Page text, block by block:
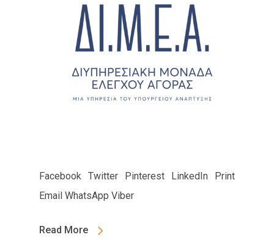
Facebook Twitter Pinterest LinkedIn Print
Email WhatsApp Viber
Read More